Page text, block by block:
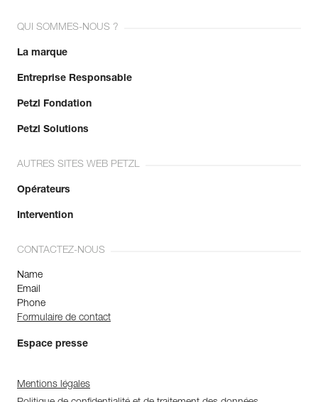
QUI SOMMES-NOUS ?
La marque
Entreprise Responsable
Petzl Fondation
Petzl Solutions
AUTRES SITES WEB PETZL
Opérateurs
Intervention
CONTACTEZ-NOUS
Name
Email
Phone
Formulaire de contact
Espace presse
Mentions légales